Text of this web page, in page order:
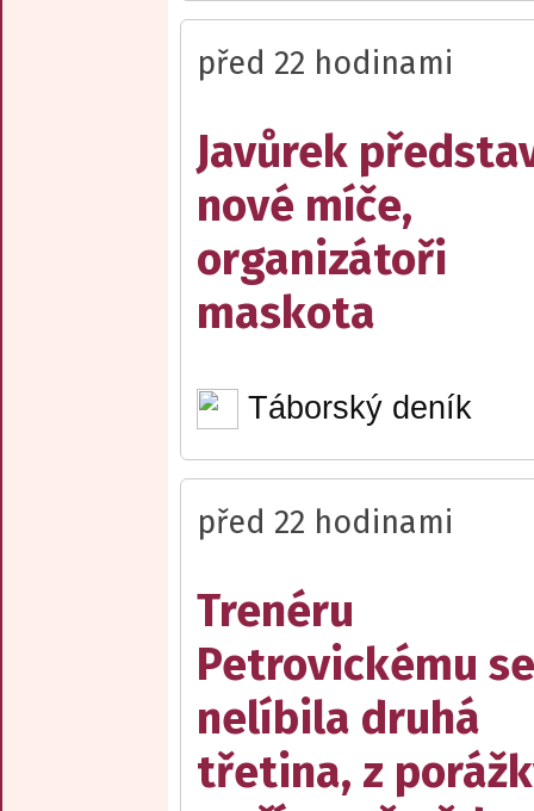
před 22 hodinami
Javůrek
nové míče,
organizátoři
maskota
Táborský deník
před 22 hodinami
Trenéru
Petrovickému se
nelíbila druhá
třetina, z